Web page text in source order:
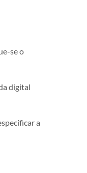
se o
digital
a